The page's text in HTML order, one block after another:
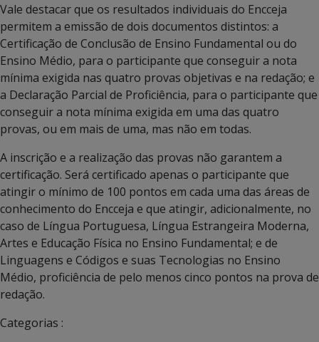
Vale destacar que os resultados individuais do Encceja
permitem a emissão de dois documentos distintos: a
Certificação de Conclusão de Ensino Fundamental ou do
Ensino Médio, para o participante que conseguir a nota
mínima exigida nas quatro provas objetivas e na redação; e
a Declaração Parcial de Proficiência, para o participante que
conseguir a nota mínima exigida em uma das quatro
provas, ou em mais de uma, mas não em todas.
A inscrição e a realização das provas não garantem a
certificação. Será certificado apenas o participante que
atingir o mínimo de 100 pontos em cada uma das áreas de
conhecimento do Encceja e que atingir, adicionalmente, no
caso de Língua Portuguesa, Língua Estrangeira Moderna,
Artes e Educação Física no Ensino Fundamental; e de
Linguagens e Códigos e suas Tecnologias no Ensino
Médio, proficiência de pelo menos cinco pontos na prova de
redação.
Categorias :